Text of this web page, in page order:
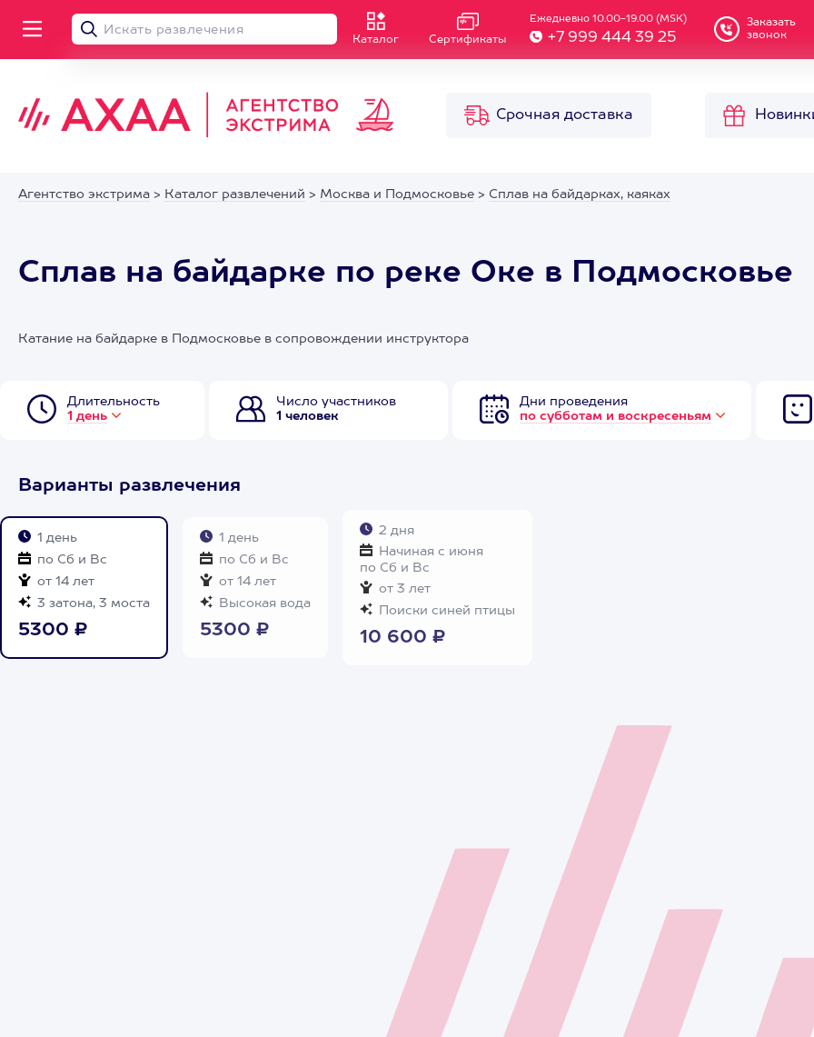
Каталог Сертификаты
Ежедневно 10.00-19.00 (MSK)
+7 999 444 39 25
Заказать
звонок
Срочная доставка
Агентство экстрима > Каталог развлечений > Москва и Подмосковье > Сплав на байдарках, каяках
Сплав на байдарке по реке Оке в Подмосковье
Катание на байдарке в Подмосковье в сопровождении инструктора
Длительность
1 день
Число участников
1 человек
Дни проведения
по субботам и воскресеньям
Варианты развлечения
1 день
по Сб и Вс
от 14 лет
3 затона, 3 моста
5300 ₽
1 день
по Сб и Вс
от 14 лет
Высокая вода
5300 ₽
2 дня
Начиная с июня
по Сб и Вс
от 3 лет
Поиски синей птицы
10 600 ₽